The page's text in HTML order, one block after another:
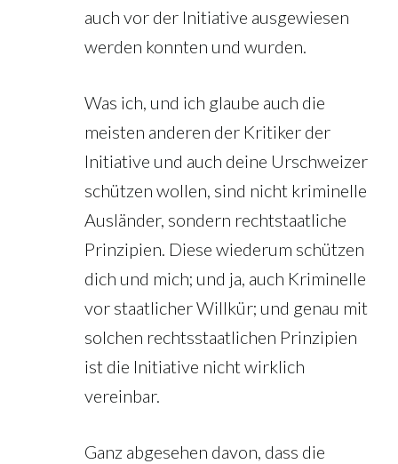
auch vor der Initiative ausgewiesen
werden konnten und wurden.
Was ich, und ich glaube auch die
meisten anderen der Kritiker der
Initiative und auch deine Urschweizer
schützen wollen, sind nicht kriminelle
Ausländer, sondern rechtstaatliche
Prinzipien. Diese wiederum schützen
dich und mich; und ja, auch Kriminelle
vor staatlicher Willkür; und genau mit
solchen rechtsstaatlichen Prinzipien
ist die Initiative nicht wirklich
vereinbar.
Ganz abgesehen davon, dass die